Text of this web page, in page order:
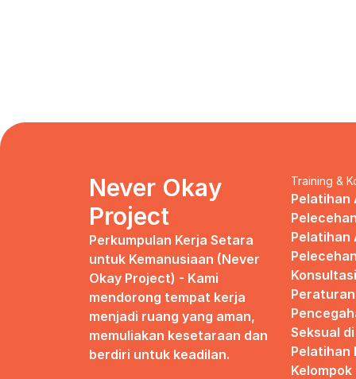
Never Okay
Project
Perkumpulan Kerja Setara
untuk Kemanusiaan (Never
Okay Project) - Kami
mendorong tempat kerja
menjadi ruang yang aman,
memuliakan kesetaraan dan
berdiri untuk keadilan.
Training &
Pelatihan
Pelatihan
Seksual
Pelatihan